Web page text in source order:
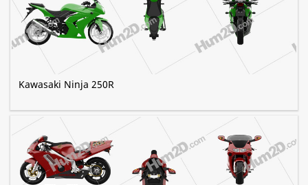
Kawasaki Ninja 250R